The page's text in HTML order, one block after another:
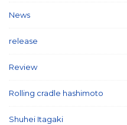
News
release
Review
Rolling cradle hashimoto
Shuhei Itagaki